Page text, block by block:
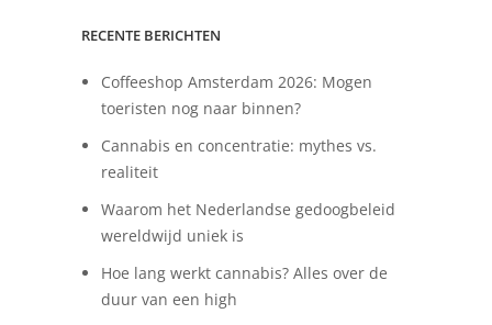
RECENTE BERICHTEN
Coffeeshop Amsterdam 2026: Mogen
toeristen nog naar binnen?
Cannabis en concentratie: mythes vs.
realiteit
Waarom het Nederlandse gedoogbeleid
wereldwijd uniek is
Hoe lang werkt cannabis? Alles over de
duur van een high